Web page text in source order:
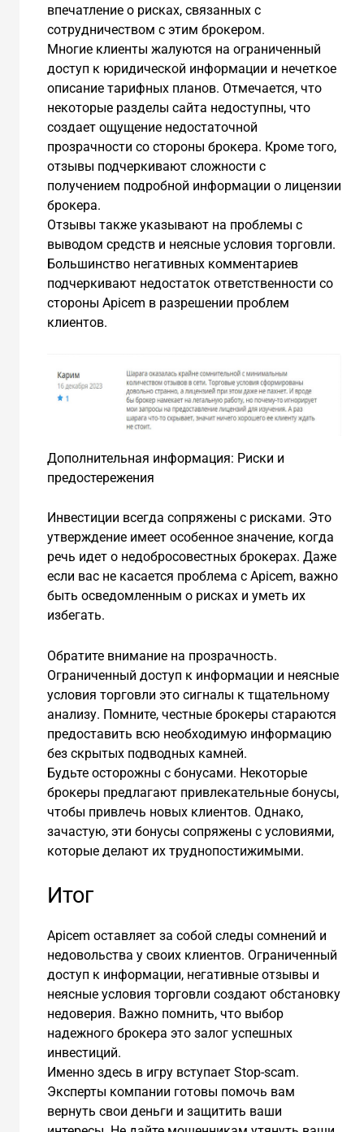
впечатление о рисках, связанных с
сотрудничеством с этим брокером.
Многие клиенты жалуются на ограниченный
доступ к юридической информации и нечеткое
описание тарифных планов. Отмечается, что
некоторые разделы сайта недоступны, что
создает ощущение недостаточной
прозрачности со стороны брокера. Кроме того,
отзывы подчеркивают сложности с
получением подробной информации о лицензии
брокера.
Отзывы также указывают на проблемы с
выводом средств и неясные условия торговли.
Большинство негативных комментариев
подчеркивают недостаток ответственности со
стороны Apicem в разрешении проблем
клиентов.
Дополнительная информация: Риски и
предостережения
Инвестиции всегда сопряжены с рисками. Это
утверждение имеет особенное значение, когда
речь идет о недобросовестных брокерах. Даже
если вас не касается проблема с Apicem, важно
быть осведомленным о рисках и уметь их
избегать.
Обратите внимание на прозрачность.
Ограниченный доступ к информации и неясные
условия торговли это сигналы к тщательному
анализу. Помните, честные брокеры стараются
предоставить всю необходимую информацию
без скрытых подводных камней.
Будьте осторожны с бонусами. Некоторые
брокеры предлагают привлекательные бонусы,
чтобы привлечь новых клиентов. Однако,
зачастую, эти бонусы сопряжены с условиями,
которые делают их труднопостижимыми.
Итог
Apicem оставляет за собой следы сомнений и
недовольства у своих клиентов. Ограниченный
доступ к информации, негативные отзывы и
неясные условия торговли создают обстановку
недоверия. Важно помнить, что выбор
надежного брокера это залог успешных
инвестиций.
Именно здесь в игру вступает Stop-scam.
Эксперты компании готовы помочь вам
вернуть свои деньги и защитить ваши